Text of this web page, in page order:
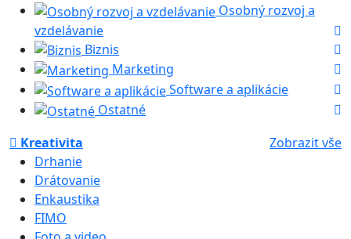
Osobný rozvoj a
vzdelávanie
Biznis
Marketing
Software a aplikácie
Ostatné
Kreativita
Zobrazit vše
Drhanie
Drátovanie
Enkaustika
FIMO